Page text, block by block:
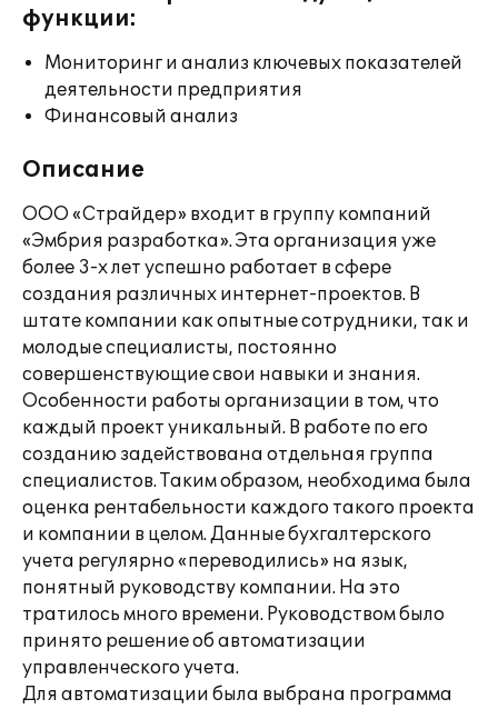
функции:
Мониторинг и анализ ключевых показателей
деятельности предприятия
Финансовый анализ
Описание
ООО «Страйдер» входит в группу компаний
«Эмбрия разработка». Эта организация уже
более 3-х лет успешно работает в сфере
создания различных интернет-проектов. В
штате компании как опытные сотрудники, так и
молодые специалисты, постоянно
совершенствующие свои навыки и знания.
Особенности работы организации в том, что
каждый проект уникальный. В работе по его
созданию задействована отдельная группа
специалистов. Таким образом, необходима была
оценка рентабельности каждого такого проекта
и компании в целом. Данные бухгалтерского
учета регулярно «переводились» на язык,
понятный руководству компании. На это
тратилось много времени. Руководством было
принято решение об автоматизации
управленческого учета.
Для автоматизации была выбрана программа